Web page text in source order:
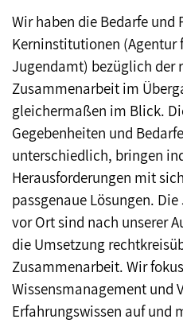
Wir haben die Bedarfe und
Kerninstitutionen (Agentur
Jugendamt) bezüglich der
Zusammenarbeit im
gleichermaßen im Blick.
Gegebenheiten und
unterschiedlich, bringen
Herausforderungen mit
passgenaue Lösungen.
vor Ort sind nach unserer
die Umsetzung
Zusammenarbeit. Wir
Wissensmanagement und
Erfahrungswissen auf und